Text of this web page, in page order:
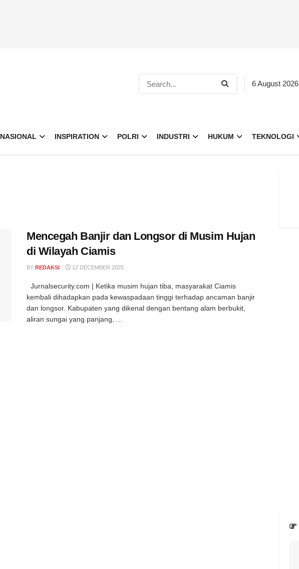
6 August 2026
NASIONAL INSPIRATION POLRI INDUSTRI HUKUM TEKNOLOGI
Mencegah Banjir dan Longsor di Musim Hujan
di Wilayah Ciamis
BY REDAKSI 12 DECEMBER 2025
Jurnalsecurity.com | Ketika musim hujan tiba, masyarakat Ciamis
kembali dihadapkan pada kewaspadaan tinggi terhadap ancaman banjir
dan longsor. Kabupaten yang dikenal dengan bentang alam berbukit,
aliran sungai yang panjang, ...